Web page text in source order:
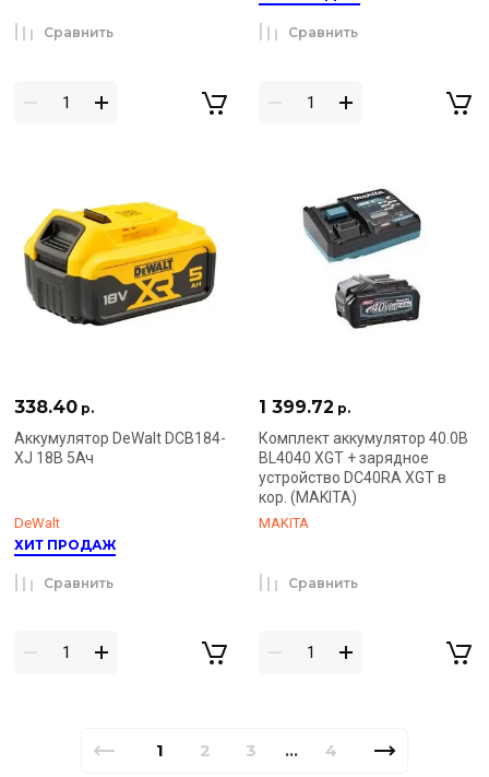
Сравнить Сравнить
338.40 р.
Аккумулятор DeWalt DCB184-
XJ 18В 5Ач
DeWalt
ХИТ ПРОДАЖ
Сравнить
1 399.72 р.
Комплект аккумулятор 40.0В
BL4040 XGT + зарядное
устройство DC40RA XGT в
кор. (MAKITA)
MAKITA
Сравнить
1 2 3 ... 4